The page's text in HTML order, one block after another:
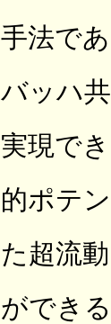
手法で
バッハ
実現で
的ポテ
た超流
ができる